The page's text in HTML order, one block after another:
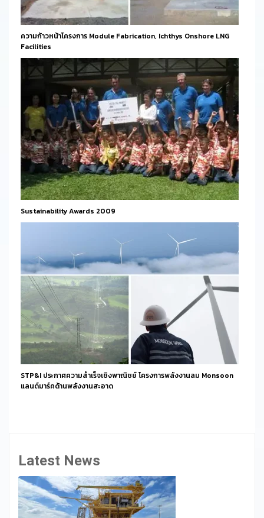
ความก้าวหน้าโครงการ Module Fabrication, Ichthys Onshore LNG
Facilities
Sustainability Awards 2009
STP&I ประกาศความสำเร็จเชิงพาณิชย์ โครงการพลังงานลม Monsoon
แลนด์มาร์คด้านพลังงานสะอาด
Latest News